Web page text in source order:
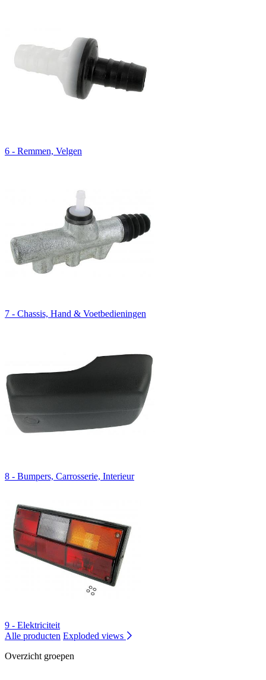
6 - Remmen, Velgen
7 - Chassis, Hand & Voetbedieningen
8 - Bumpers, Carrosserie, Interieur
9 - Elektriciteit
Alle producten Exploded views
Overzicht groepen